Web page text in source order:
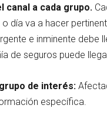
canal a cada grupo.
día va a hacer
e inminente debe
de seguros puede
de interés:
específica.